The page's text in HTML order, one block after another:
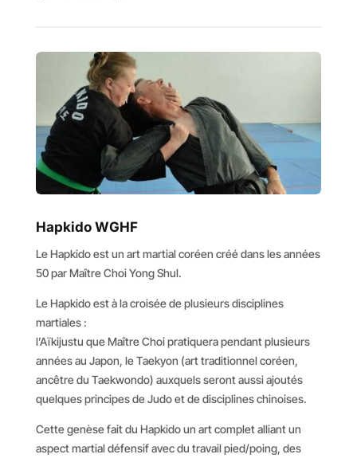
Hapkido WGHF
Le Hapkido est un art martial coréen créé dans les années
50 par Maître Choi Yong Shul.
Le Hapkido est à la croisée de plusieurs disciplines
martiales :
l’Aïkijustu que Maître Choi pratiquera pendant plusieurs
années au Japon, le Taekyon (art traditionnel coréen,
ancêtre du Taekwondo) auxquels seront aussi ajoutés
quelques principes de Judo et de disciplines chinoises.
Cette genèse fait du Hapkido un art complet alliant un
aspect martial défensif avec du travail pied/poing, des